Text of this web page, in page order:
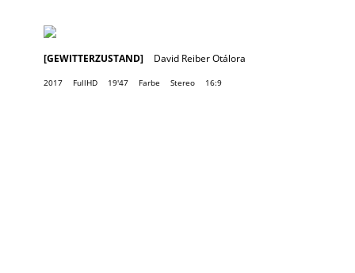
[GEWITTERZUSTAND] David Reiber Otálora
2017 FullHD 19'47 Farbe Stereo 16:9